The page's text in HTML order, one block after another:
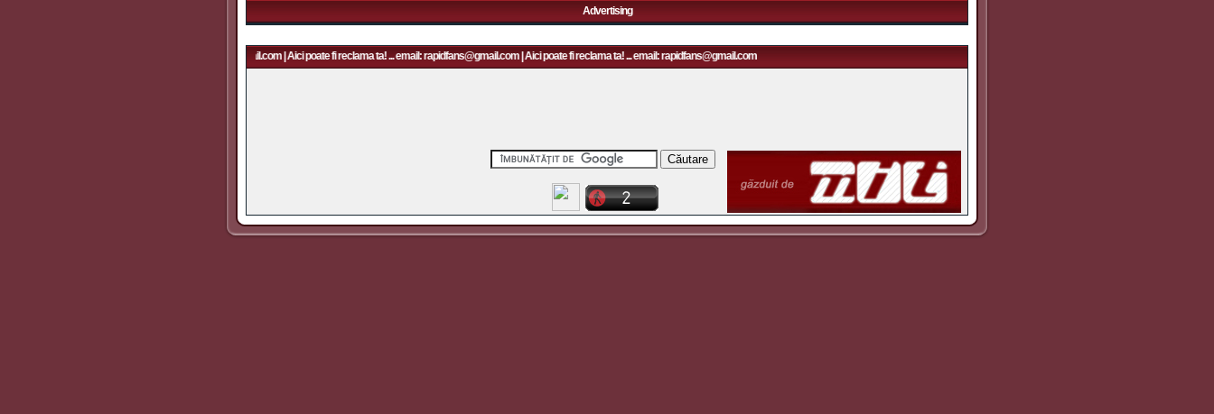
Advertising
Aici poate fi reclama ta! ... email: rapidfans@gmail.com | Aici poate fi reclama ta! ... email: rapidfans@gmail.com | Aici poate fi reclama ta! ... email: rapidfans@gmail.com